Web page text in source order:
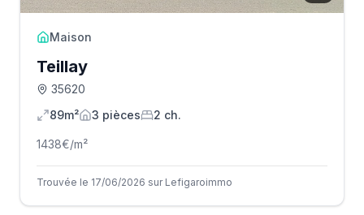
Maison
Teillay
35620
89m²
3 pièces 2 ch.
1438€/m²
Trouvée le 17/06/2026 sur Lefigaroimmo